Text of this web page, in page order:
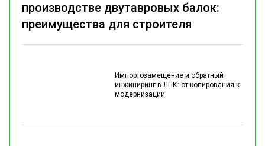
Импортозамещение и обратный
инжиниринг в ЛПК: от копирования к
модернизации
производстве двутавровых балок:
преимущества для строителя